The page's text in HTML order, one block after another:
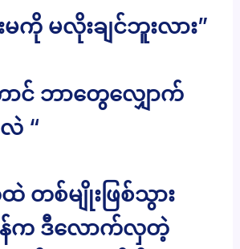
းမကို မလိုးချင်ဘူးလား”
ာင် ဘာတွေလျှောက်
လဲ “
တစ်မျိုးဖြစ်သွား
က ဒီလောက်လှတဲ့